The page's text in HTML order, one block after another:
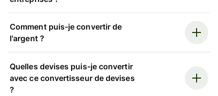
Comment puis-je convertir de
l'argent ?
Quelles devises puis-je convertir
avec ce convertisseur de devises
?